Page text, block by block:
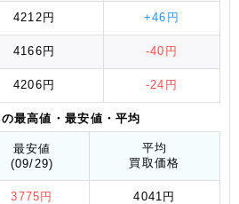
4212円 +46円
4166円 -40円
4206円 -24円
最高値 ・最安値 ・平均
最安値
(09/29)
平均
買取価格
3775円 4041円